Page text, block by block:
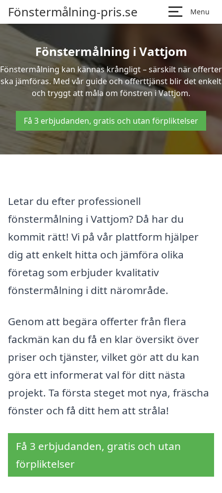
Fönstermålning-pris.se Menu
Fönstermålning i Vattjom
Fönstermålning kan kännas krångligt – särskilt när offerter
ska jämföras. Med vår guide och offerttjänst blir det enkelt
och tryggt att måla om fönstren i Vattjom.
Få 3 erbjudanden, gratis och utan förpliktelser
Letar du efter professionell
fönstermålning i Vattjom? Då har du
kommit rätt! Vi på vår plattform hjälper
dig att enkelt hitta och jämföra olika
företag som erbjuder kvalitativ
fönstermålning i ditt närområde.
Genom att begära offerter från flera
fackmän kan du få en klar översikt över
priser och tjänster, vilket gör att du kan
göra ett informerat val för ditt nästa
projekt. Ta första steget mot nya, fräscha
fönster och få ditt hem att stråla!
Få 3 erbjudanden, gratis och utan
förpliktelser